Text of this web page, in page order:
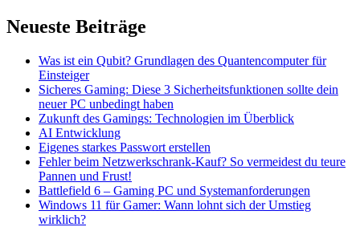
Neueste Beiträge
Was ist ein Qubit? Grundlagen des Quantencomputer für
Einsteiger
Sicheres Gaming: Diese 3 Sicherheitsfunktionen sollte dein
neuer PC unbedingt haben
Zukunft des Gamings: Technologien im Überblick
AI Entwicklung
Eigenes starkes Passwort erstellen
Fehler beim Netzwerkschrank-Kauf? So vermeidest du teure
Pannen und Frust!
Battlefield 6 – Gaming PC und Systemanforderungen
Windows 11 für Gamer: Wann lohnt sich der Umstieg
wirklich?